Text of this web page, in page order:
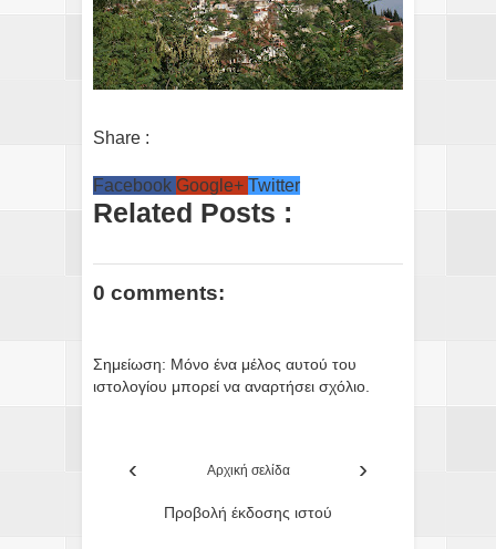
Share :
Facebook Google+ Twitter
Related Posts :
0 comments:
Σημείωση: Μόνο ένα μέλος αυτού του
ιστολογίου μπορεί να αναρτήσει σχόλιο.
‹ ›
Αρχική σελίδα
Προβολή έκδοσης ιστού